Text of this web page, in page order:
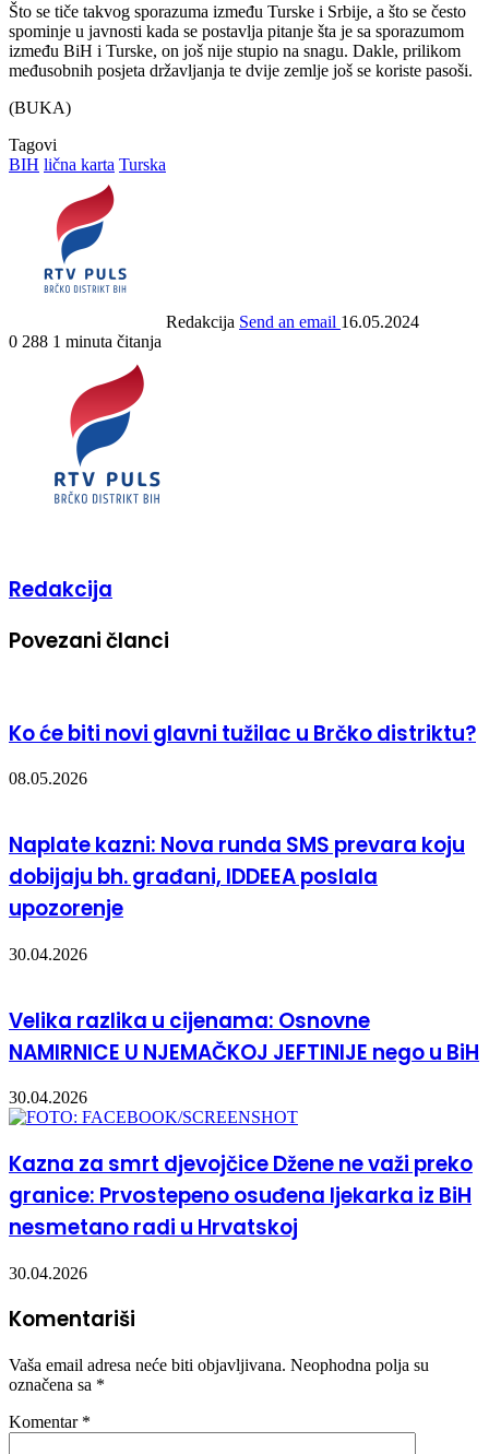
Što se tiče takvog sporazuma između Turske i Srbije, a što se često
spominje u javnosti kada se postavlja pitanje šta je sa sporazumom
između BiH i Turske, on još nije stupio na snagu. Dakle, prilikom
međusobnih posjeta državljanja te dvije zemlje još se koriste pasoši.
(BUKA)
Tagovi
BIH lična karta Turska
Redakcija Send an email 16.05.2024
0 288 1 minuta čitanja
Redakcija
Povezani članci
Ko će biti novi glavni tužilac u Brčko distriktu?
08.05.2026
Naplate kazni: Nova runda SMS prevara koju
dobijaju bh. građani, IDDEEA poslala
upozorenje
30.04.2026
Velika razlika u cijenama: Osnovne
NAMIRNICE U NJEMAČKOJ JEFTINIJE nego u BiH
30.04.2026
Kazna za smrt djevojčice Džene ne važi preko
granice: Prvostepeno osuđena ljekarka iz BiH
nesmetano radi u Hrvatskoj
30.04.2026
Komentariši
Vaša email adresa neće biti objavljivana. Neophodna polja su
označena sa *
Komentar *